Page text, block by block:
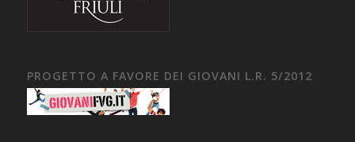
PROGETTO A FAVORE DEI GIOVANI L.R. 5/2012